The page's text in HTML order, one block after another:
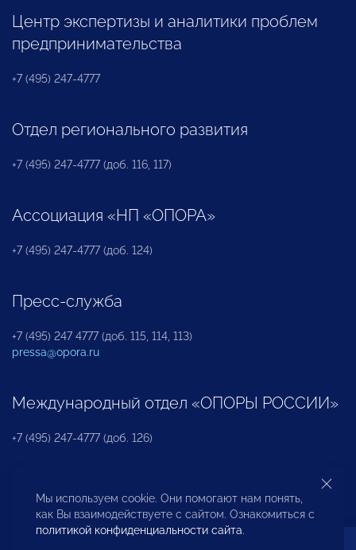
Центр экспертизы и аналитики проблем
предпринимательства
+7 (495) 247-4777
Отдел регионального развития
+7 (495) 247-4777 (доб. 116, 117)
Ассоциация «НП «ОПОРА»
+7 (495) 247-4777 (доб. 124)
Пресс-служба
+7 (495) 247 4777 (доб. 115, 114, 113)
pressa@opora.ru
Международный отдел «ОПОРЫ РОССИИ»
+7 (495) 247-4777 (доб. 126)
Бюро по защите прав предпринимателей и
инвесторов
Мы используем cookie. Они помогают нам понять,
как Вы взаимодействуете с сайтом. Ознакомиться с
политикой конфиденциальности сайта.